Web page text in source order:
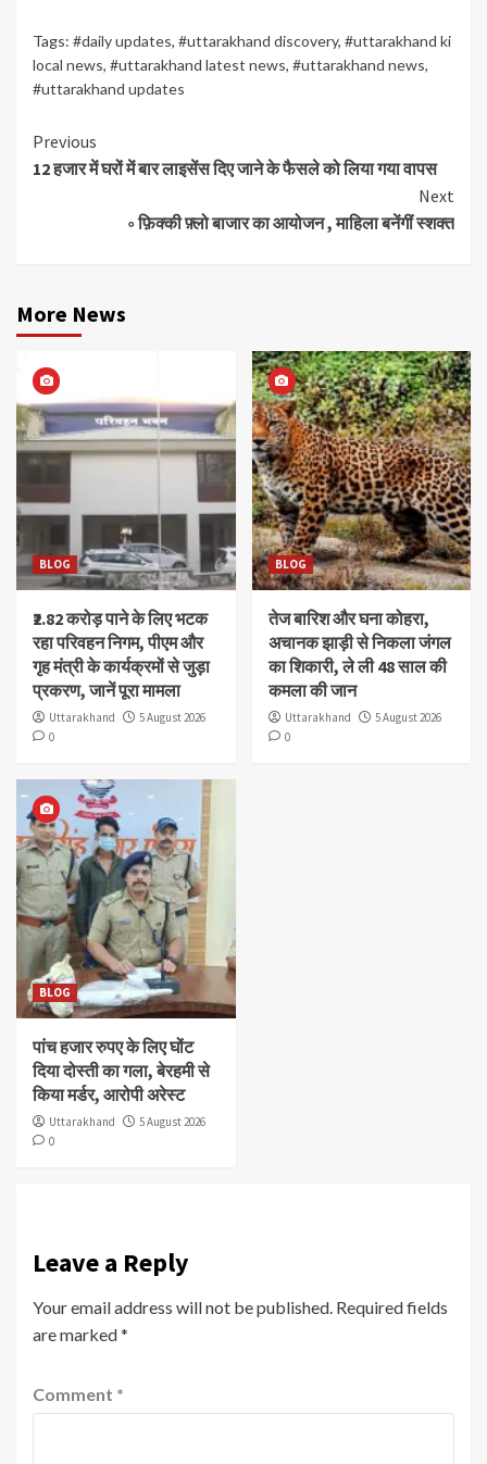
Tags: #daily updates, #uttarakhand discovery, #uttarakhand ki
local news, #uttarakhand latest news, #uttarakhand news,
#uttarakhand updates
Continue
Reading
Previous
12 हजार में घरों में बार लाइसेंस दिए जाने के फैसले को लिया गया वापस
Next
◦ फ़िक्की फ़्लो बाजार का आयोजन , माहिला बनेंगीं स्शक्त
More News
BLOG
₹2.82 करोड़ पाने के लिए भटक
रहा परिवहन निगम, पीएम और
गृह मंत्री के कार्यक्रमों से जुड़ा
प्रकरण, जानें पूरा मामला
Uttarakhand
5 August 2026
0
BLOG
तेज बारिश और घना कोहरा,
अचानक झाड़ी से निकला जंगल
का शिकारी, ले ली 48 साल की
कमला की जान
Uttarakhand
5 August 2026
0
BLOG
पांच हजार रुपए के लिए घोंट
दिया दोस्ती का गला, बेरहमी से
किया मर्डर, आरोपी अरेस्ट
Uttarakhand
5 August 2026
0
Leave a Reply
Your email address will not be published. Required fields
are marked*
Comment *